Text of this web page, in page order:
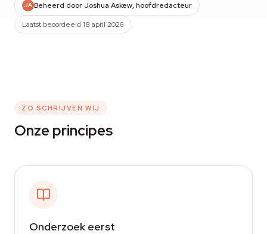
JA Beheerd door Joshua Askew, hoofdredacteur
Laatst beoordeeld 18 april 2026
ZO SCHRIJVEN WIJ
Onze principes
Onderzoek eerst